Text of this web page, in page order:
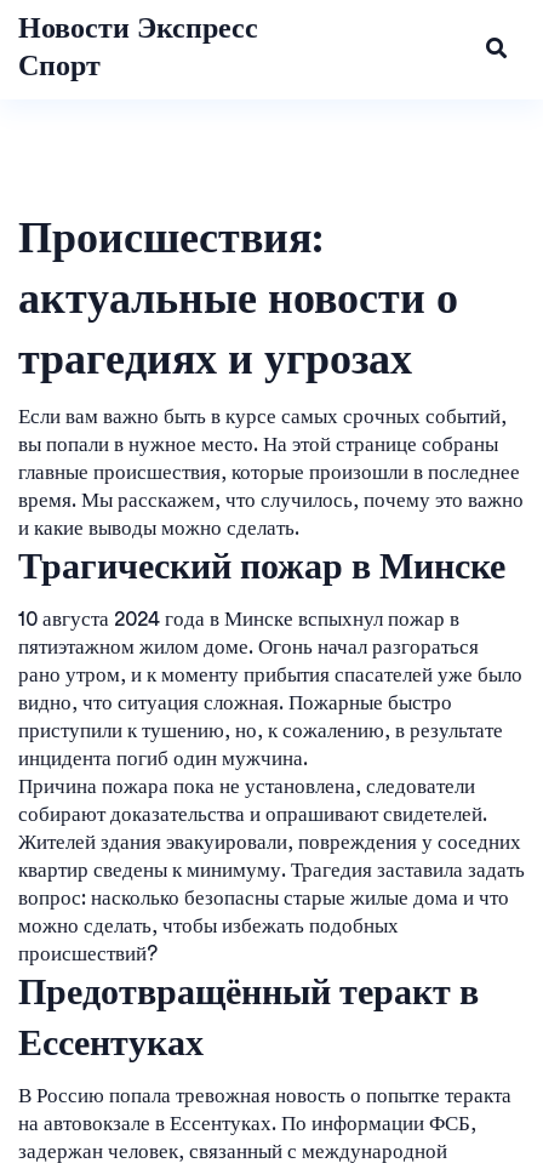
Новости Экспресс
Спорт
Происшествия:
актуальные новости о
трагедиях и угрозах
Если вам важно быть в курсе самых срочных событий,
вы попали в нужное место. На этой странице собраны
главные происшествия, которые произошли в последнее
время. Мы расскажем, что случилось, почему это важно
и какие выводы можно сделать.
Трагический пожар в Минске
10 августа 2024 года в Минске вспыхнул пожар в
пятиэтажном жилом доме. Огонь начал разгораться
рано утром, и к моменту прибытия спасателей уже было
видно, что ситуация сложная. Пожарные быстро
приступили к тушению, но, к сожалению, в результате
инцидента погиб один мужчина.
Причина пожара пока не установлена, следователи
собирают доказательства и опрашивают свидетелей.
Жителей здания эвакуировали, повреждения у соседних
квартир сведены к минимуму. Трагедия заставила задать
вопрос: насколько безопасны старые жилые дома и что
можно сделать, чтобы избежать подобных
происшествий?
Предотвращённый теракт в
Ессентуках
В Россию попала тревожная новость о попытке теракта
на автовокзале в Ессентуках. По информации ФСБ,
задержан человек, связанный с международной